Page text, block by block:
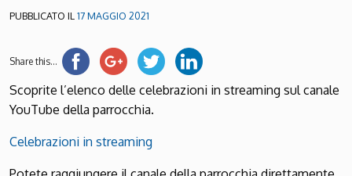
PUBBLICATO IL17 MAGGIO 2021
Share this...
Scoprite l’elenco delle celebrazioni in streaming sul canale
YouTube della parrocchia.
Celebrazioni in streaming